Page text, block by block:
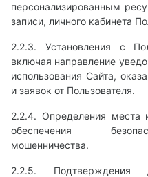
персонализированным
записи, личного кабинета
2.2.3. Установления с
включая направление
использования Сайта,
и заявок от Пользователя.
2.2.4. Определения места
обеспечения
мошенничества.
2.2.5. Подтверждения